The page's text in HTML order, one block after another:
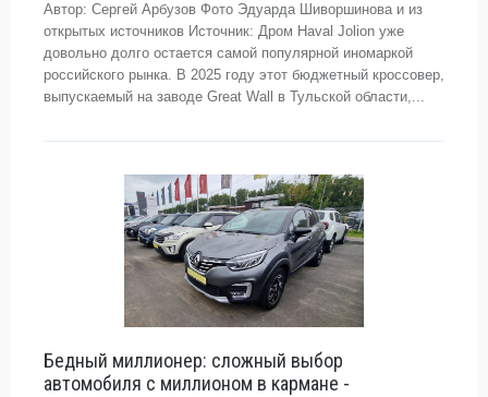
Автор: Сергей Арбузов Фото Эдуарда Шиворшинова и из
открытых источников Источник: Дром Haval Jolion уже
довольно долго остается самой популярной иномаркой
российского рынка. В 2025 году этот бюджетный кроссовер,
выпускаемый на заводе Great Wall в Тульской области,...
Бедный миллионер: сложный выбор
автомобиля с миллионом в кармане -